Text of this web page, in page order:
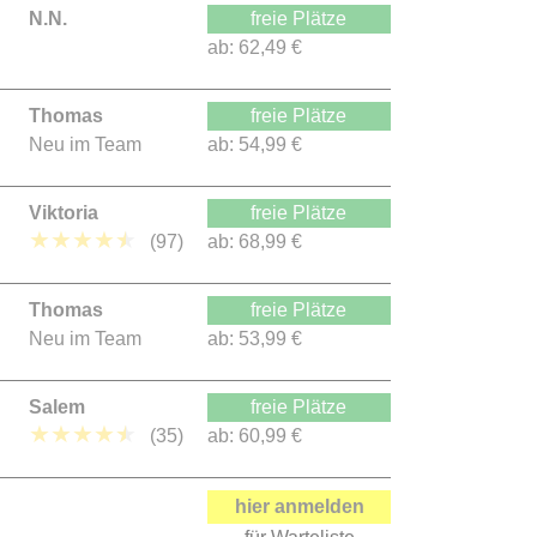
N.N.
freie Plätze
ab: 62,49 €
Thomas
Neu im Team
freie Plätze
ab: 54,99 €
Viktoria
★★★★★ (97)
freie Plätze
ab: 68,99 €
Thomas
Neu im Team
freie Plätze
ab: 53,99 €
Salem
★★★★★ (35)
freie Plätze
ab: 60,99 €
hier anmelden